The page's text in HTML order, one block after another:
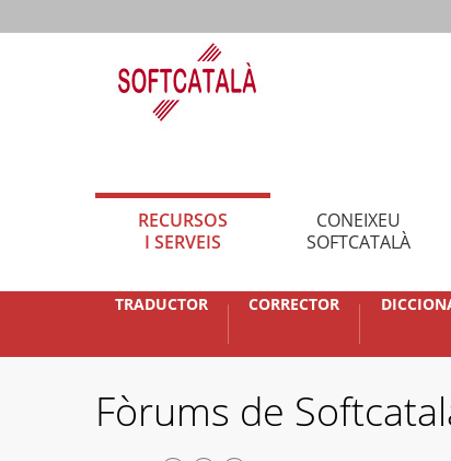
RECURSOS
I SERVEIS
CONEIXEU
SOFTCATALÀ
TRADUCTOR CORRECTOR
Fòrums de